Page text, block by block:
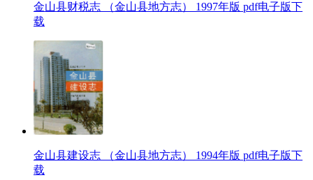
金山县财税志 （金山县地方志） 1997年版 pdf电子版下
载
金山县建设志 （金山县地方志） 1994年版 pdf电子版下
载